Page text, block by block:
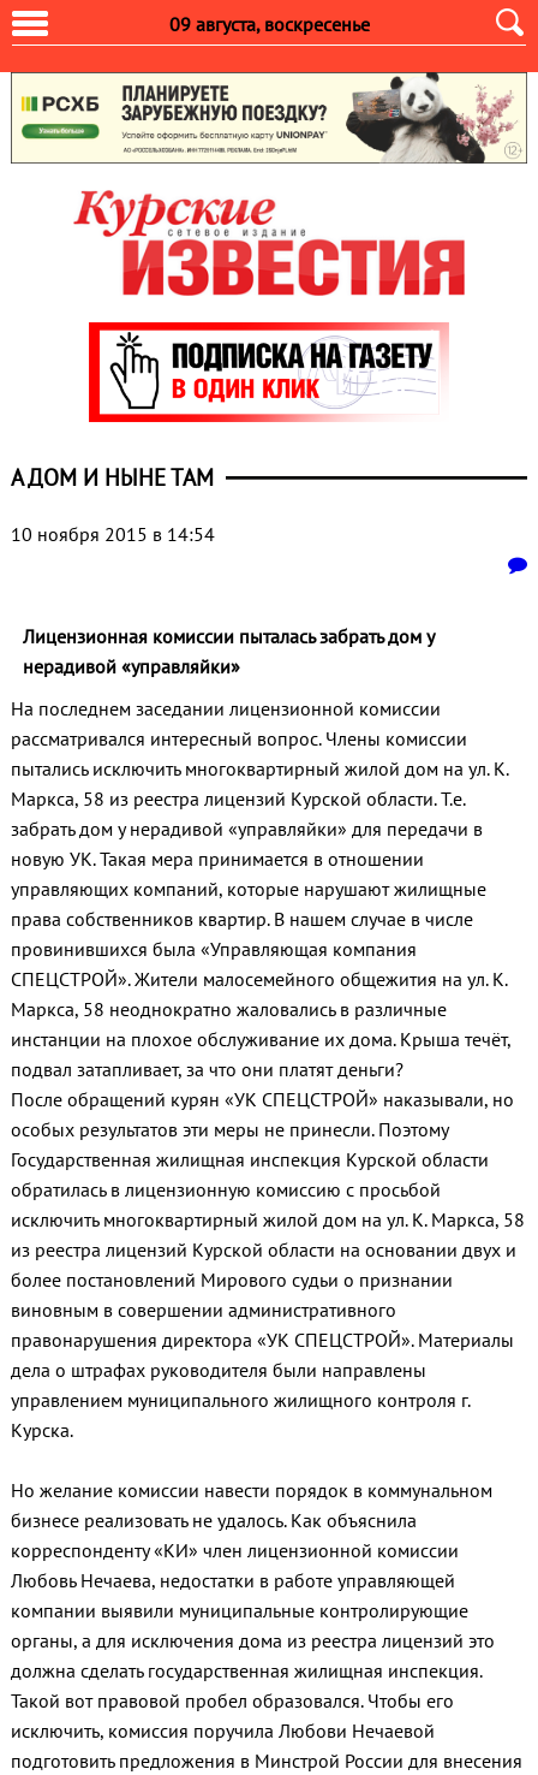
09 августа, воскресенье
А ДОМ И НЫНЕ ТАМ
10 ноября 2015 в 14:54
Лицензионная комиссии пыталась забрать дом у
нерадивой «управляйки»
На последнем заседании лицензионной комиссии
рассматривался интересный вопрос. Члены комиссии
пытались исключить многоквартирный жилой дом на ул. К.
Маркса, 58 из реестра лицензий Курской области. Т.е.
забрать дом у нерадивой «управляйки» для передачи в
новую УК. Такая мера принимается в отношении
управляющих компаний, которые нарушают жилищные
права собственников квартир. В нашем случае в числе
провинившихся была «Управляющая компания
СПЕЦСТРОЙ». Жители малосемейного общежития на ул. К.
Маркса, 58 неоднократно жаловались в различные
инстанции на плохое обслуживание их дома. Крыша течёт,
подвал затапливает, за что они платят деньги?
После обращений курян «УК СПЕЦСТРОЙ» наказывали, но
особых результатов эти меры не принесли. Поэтому
Государственная жилищная инспекция Курской области
обратилась в лицензионную комиссию с просьбой
исключить многоквартирный жилой дом на ул. К. Маркса, 58
из реестра лицензий Курской области на основании двух и
более постановлений Мирового судьи о признании
виновным в совершении административного
правонарушения директора «УК СПЕЦСТРОЙ». Материалы
дела о штрафах руководителя были направлены
управлением муниципального жилищного контроля г.
Курска.
Но желание комиссии навести порядок в коммунальном
бизнесе реализовать не удалось. Как объяснила
корреспонденту «КИ» член лицензионной комиссии
Любовь Нечаева, недостатки в работе управляющей
компании выявили муниципальные контролирующие
органы, а для исключения дома из реестра лицензий это
должна сделать государственная жилищная инспекция.
Такой вот правовой пробел образовался. Чтобы его
исключить, комиссия поручила Любови Нечаевой
подготовить предложения в Минстрой России для внесения